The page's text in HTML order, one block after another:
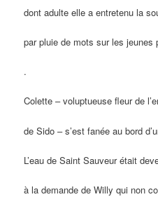
dont adulte elle a entretenu la
par pluie de mots sur les
.
Colette – voluptueuse fleur de
de Sido – s’est fanée au bord
L’eau de Saint Sauveur était
à la demande de Willy qui non